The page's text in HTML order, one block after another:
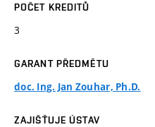
POČET KREDITŮ
3
GARANT PŘEDMĚTU
doc. Ing. Jan Zouhar, Ph.D.
ZAJIŠŤUJE ÚSTAV